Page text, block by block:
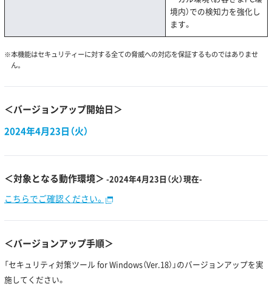
境内）での検知力を強化し
ます。
本機能はセキュリティーに対する全ての脅威への対応を保証するものではありませ
ん。
＜バージョンアップ開始日＞
2024年4月23日（火）
＜対象となる動作環境＞ -2024年4月23日（火）現在-
こちらでご確認ください。
＜バージョンアップ手順＞
「セキュリティ対策ツール for Windows（Ver.18）」のバージョンアップを実
施してください。